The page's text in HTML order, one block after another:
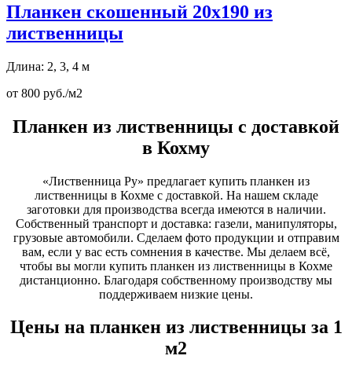
Планкен скошенный 20х190 из
лиственницы
Длина: 2, 3, 4 м
от 800 руб./м2
Планкен из лиственницы с доставкой
в Кохму
«Лиственница Ру» предлагает купить планкен из
лиственницы в Кохме с доставкой. На нашем складе
заготовки для производства всегда имеются в наличии.
Собственный транспорт и доставка: газели, манипуляторы,
грузовые автомобили. Сделаем фото продукции и отправим
вам, если у вас есть сомнения в качестве. Мы делаем всё,
чтобы вы могли купить планкен из лиственницы в Кохме
дистанционно. Благодаря собственному производству мы
поддерживаем низкие цены.
Цены на планкен из лиственницы за 1
м2